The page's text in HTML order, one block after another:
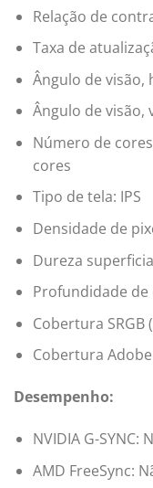
Relação de
Taxa de
Ângulo de visão,
Ângulo de visão,
Número de
cores
Tipo de tela: IPS
Densidade de
Dureza
Profundidade de
Cobertura SRGB
Cobertura Adobe
Desempenho:
NVIDIA G-SYNC:
AMD FreeSync: